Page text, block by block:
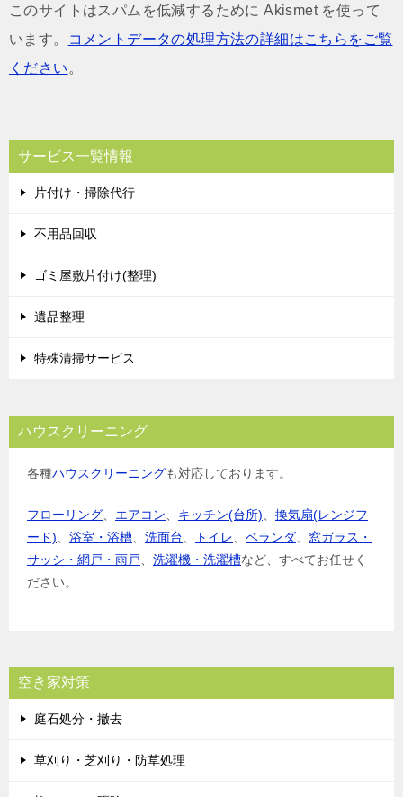
このサイトはスパムを低減するために Akismet を使って
います。
コメントデータの処理方法の詳細はこちらをご覧
ください 。
サービス一覧情報
片付け・掃除代行
不用品回収
ゴミ屋敷片付け(整理)
遺品整理
特殊清掃サービス
ハウスクリーニング
各種ハウスクリーニングも対応しております。
フローリング エアコン キッチン(台所)
換気扇(レンジフ
ード)
浴室・浴槽 洗面台 トイレ ベランダ
窓ガラス・
サッシ・網戸・雨戸
洗濯機・洗濯槽など、すべてお任せく
ださい。
空き家対策
庭石処分・撤去
草刈り・芝刈り・防草処理